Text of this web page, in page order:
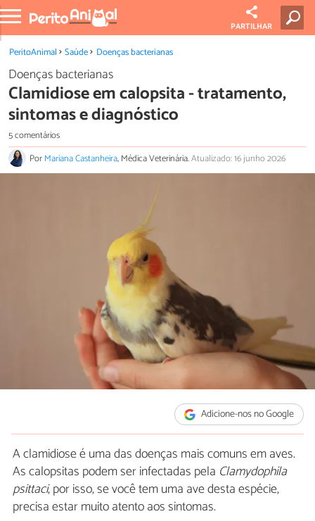
PARTILHAR
PeritoAnimal Saúde Doenças bacterianas
Doenças bacterianas
Clamidiose em calopsita - tratamento,
sintomas e diagnóstico
5 comentários
PorMariana Castanheira, Médica Veterinária.Atualizado: 16 junho 2026
Adicione-nos no Google
A clamidiose é uma das doenças mais comuns em aves.
As calopsitas podem ser infectadas pela Clamydophila
psittaci, por isso, se você tem uma ave desta espécie,
precisa estar muito atento aos sintomas.